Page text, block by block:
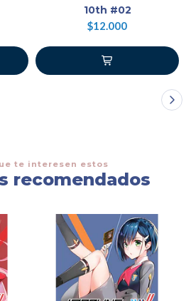
10th #02
$12.000
te interesen estos
recomendados